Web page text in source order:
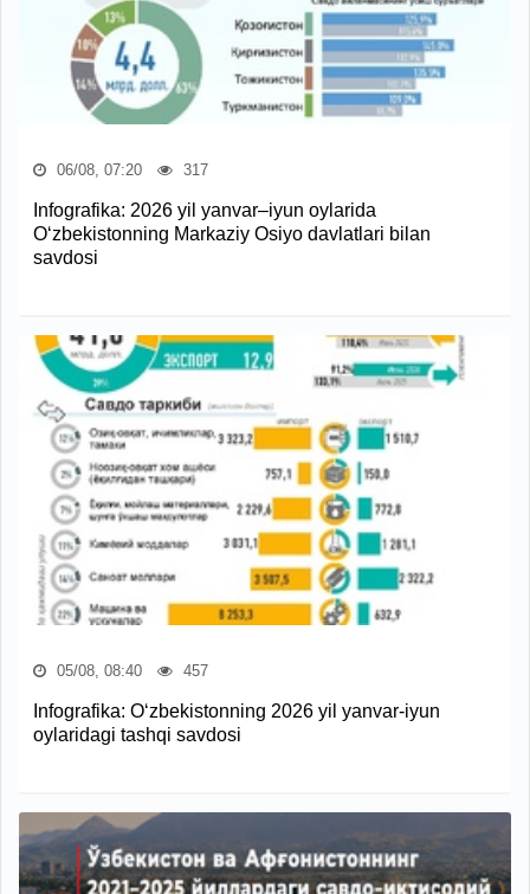
06/08, 07:20 317
Infografika: 2026 yil yanvar–iyun oylarida
O‘zbekistonning Markaziy Osiyo davlatlari bilan
savdosi
05/08, 08:40 457
Infografika: O‘zbekistonning 2026 yil yanvar-iyun
oylaridagi tashqi savdosi